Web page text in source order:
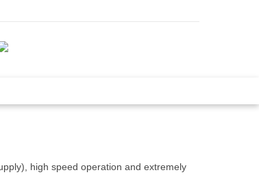
high speed operation and extremely